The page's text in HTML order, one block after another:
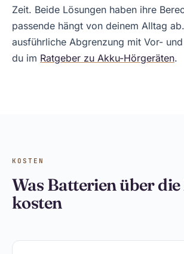
Zeit. Beide Lösungen haben ihre
passende hängt von deinem Alltag
ausführliche Abgrenzung mit Vor-
du im Ratgeber zu Akku-Hörgeräten.
KOSTEN
Was Batterien über
kosten